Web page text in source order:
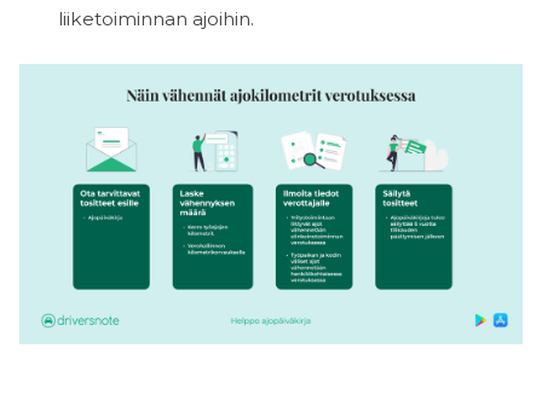
liiketoiminnan ajoihin.